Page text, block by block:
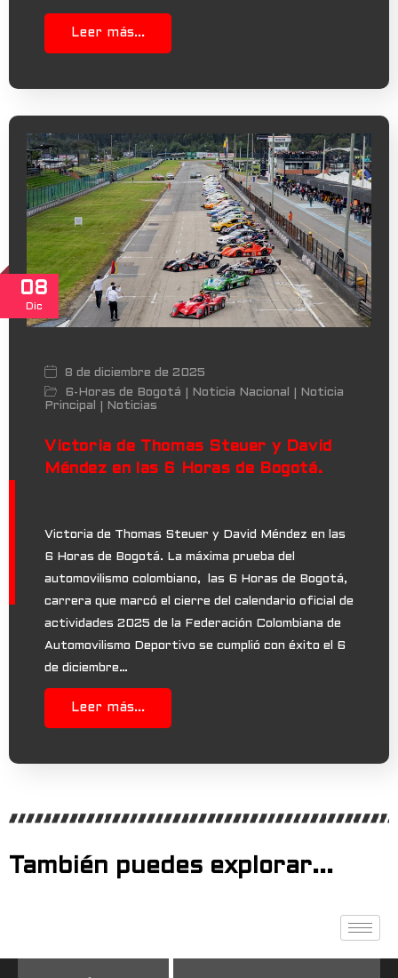
Leer más...
08
Dic
8 de diciembre de 2025
6-Horas de Bogotá
Noticia Nacional
Noticia
Principal
Noticias
Victoria de Thomas Steuer y David
Méndez en las 6 Horas de Bogotá.
Victoria de Thomas Steuer y David Méndez en las
6 Horas de Bogotá. La máxima prueba del
automovilismo colombiano, las 6 Horas de Bogotá,
carrera que marcó el cierre del calendario oficial de
actividades 2025 de la Federación Colombiana de
Automovilismo Deportivo se cumplió con éxito el 6
de diciembre…
Leer más...
También puedes explorar...